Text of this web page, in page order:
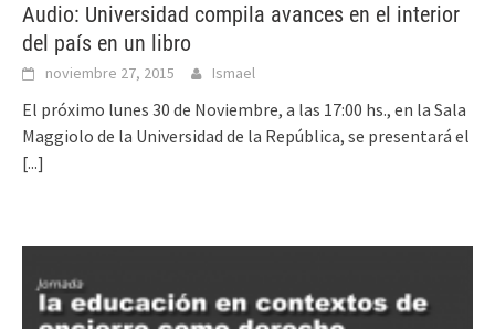
Audio: Universidad compila avances en el interior
del país en un libro
noviembre 27, 2015 Ismael
El próximo lunes 30 de Noviembre, a las 17:00 hs., en la Sala
Maggiolo de la Universidad de la República, se presentará el
[...]